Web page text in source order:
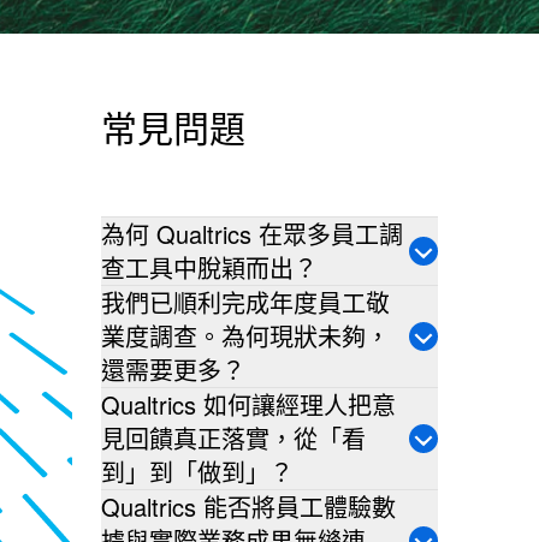
常見問題
為何 Qualtrics 在眾多員工調
查工具中脫穎而出？
我們已順利完成年度員工敬
業度調查。為何現狀未夠，
還需要更多？
Qualtrics 如何讓經理人把意
見回饋真正落實，從「看
到」到「做到」？
Qualtrics 能否將員工體驗數